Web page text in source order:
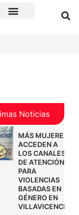
Noticias
MÁS MUJERES
ACCEDEN A
LOS CANALES
DE ATENCIÓN
PARA
VIOLENCIAS
BASADAS EN
GÉNERO EN
VILLAVICENCIO